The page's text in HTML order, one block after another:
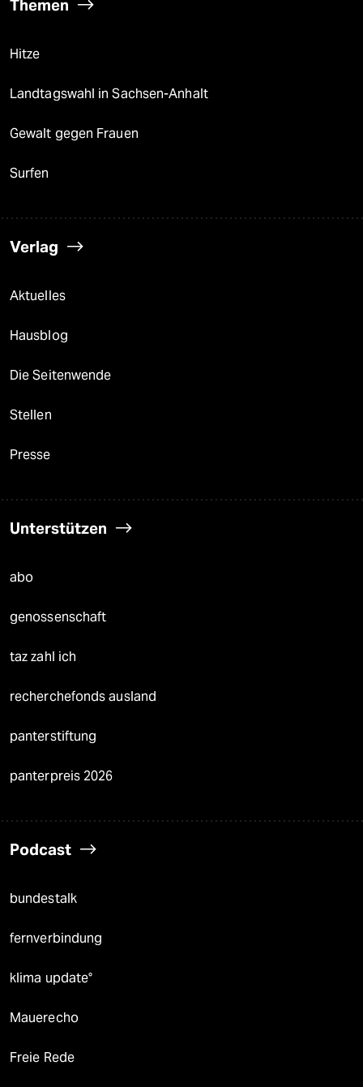
Themen
Hitze
Landtagswahl in Sachsen-Anhalt
Gewalt gegen Frauen
Surfen
Verlag
Aktuelles
Hausblog
Die Seitenwende
Stellen
Presse
Unterstützen
abo
genossenschaft
taz zahl ich
recherchefonds ausland
panterstiftung
panterpreis 2026
Podcast
bundestalk
fernverbindung
klima update°
Mauerecho
Freie Rede